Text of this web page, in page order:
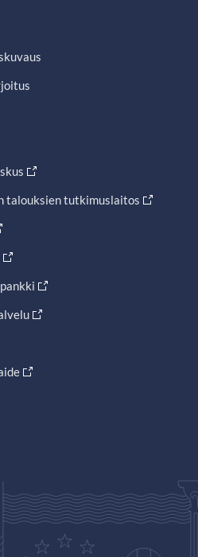
talouksien tutkimuslaitos